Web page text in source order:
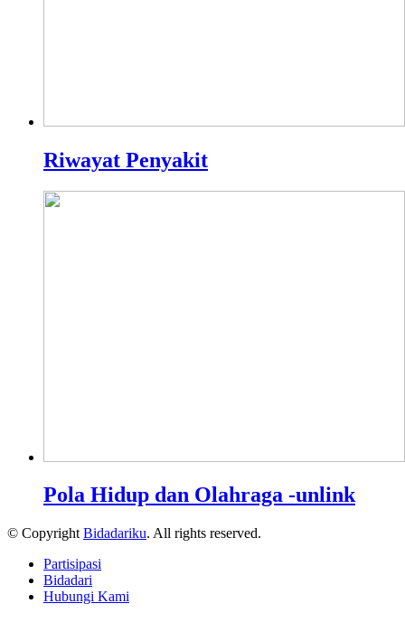
Riwayat Penyakit
Pola Hidup dan Olahraga -unlink
© Copyright Bidadariku. All rights reserved.
Partisipasi
Bidadari
Hubungi Kami